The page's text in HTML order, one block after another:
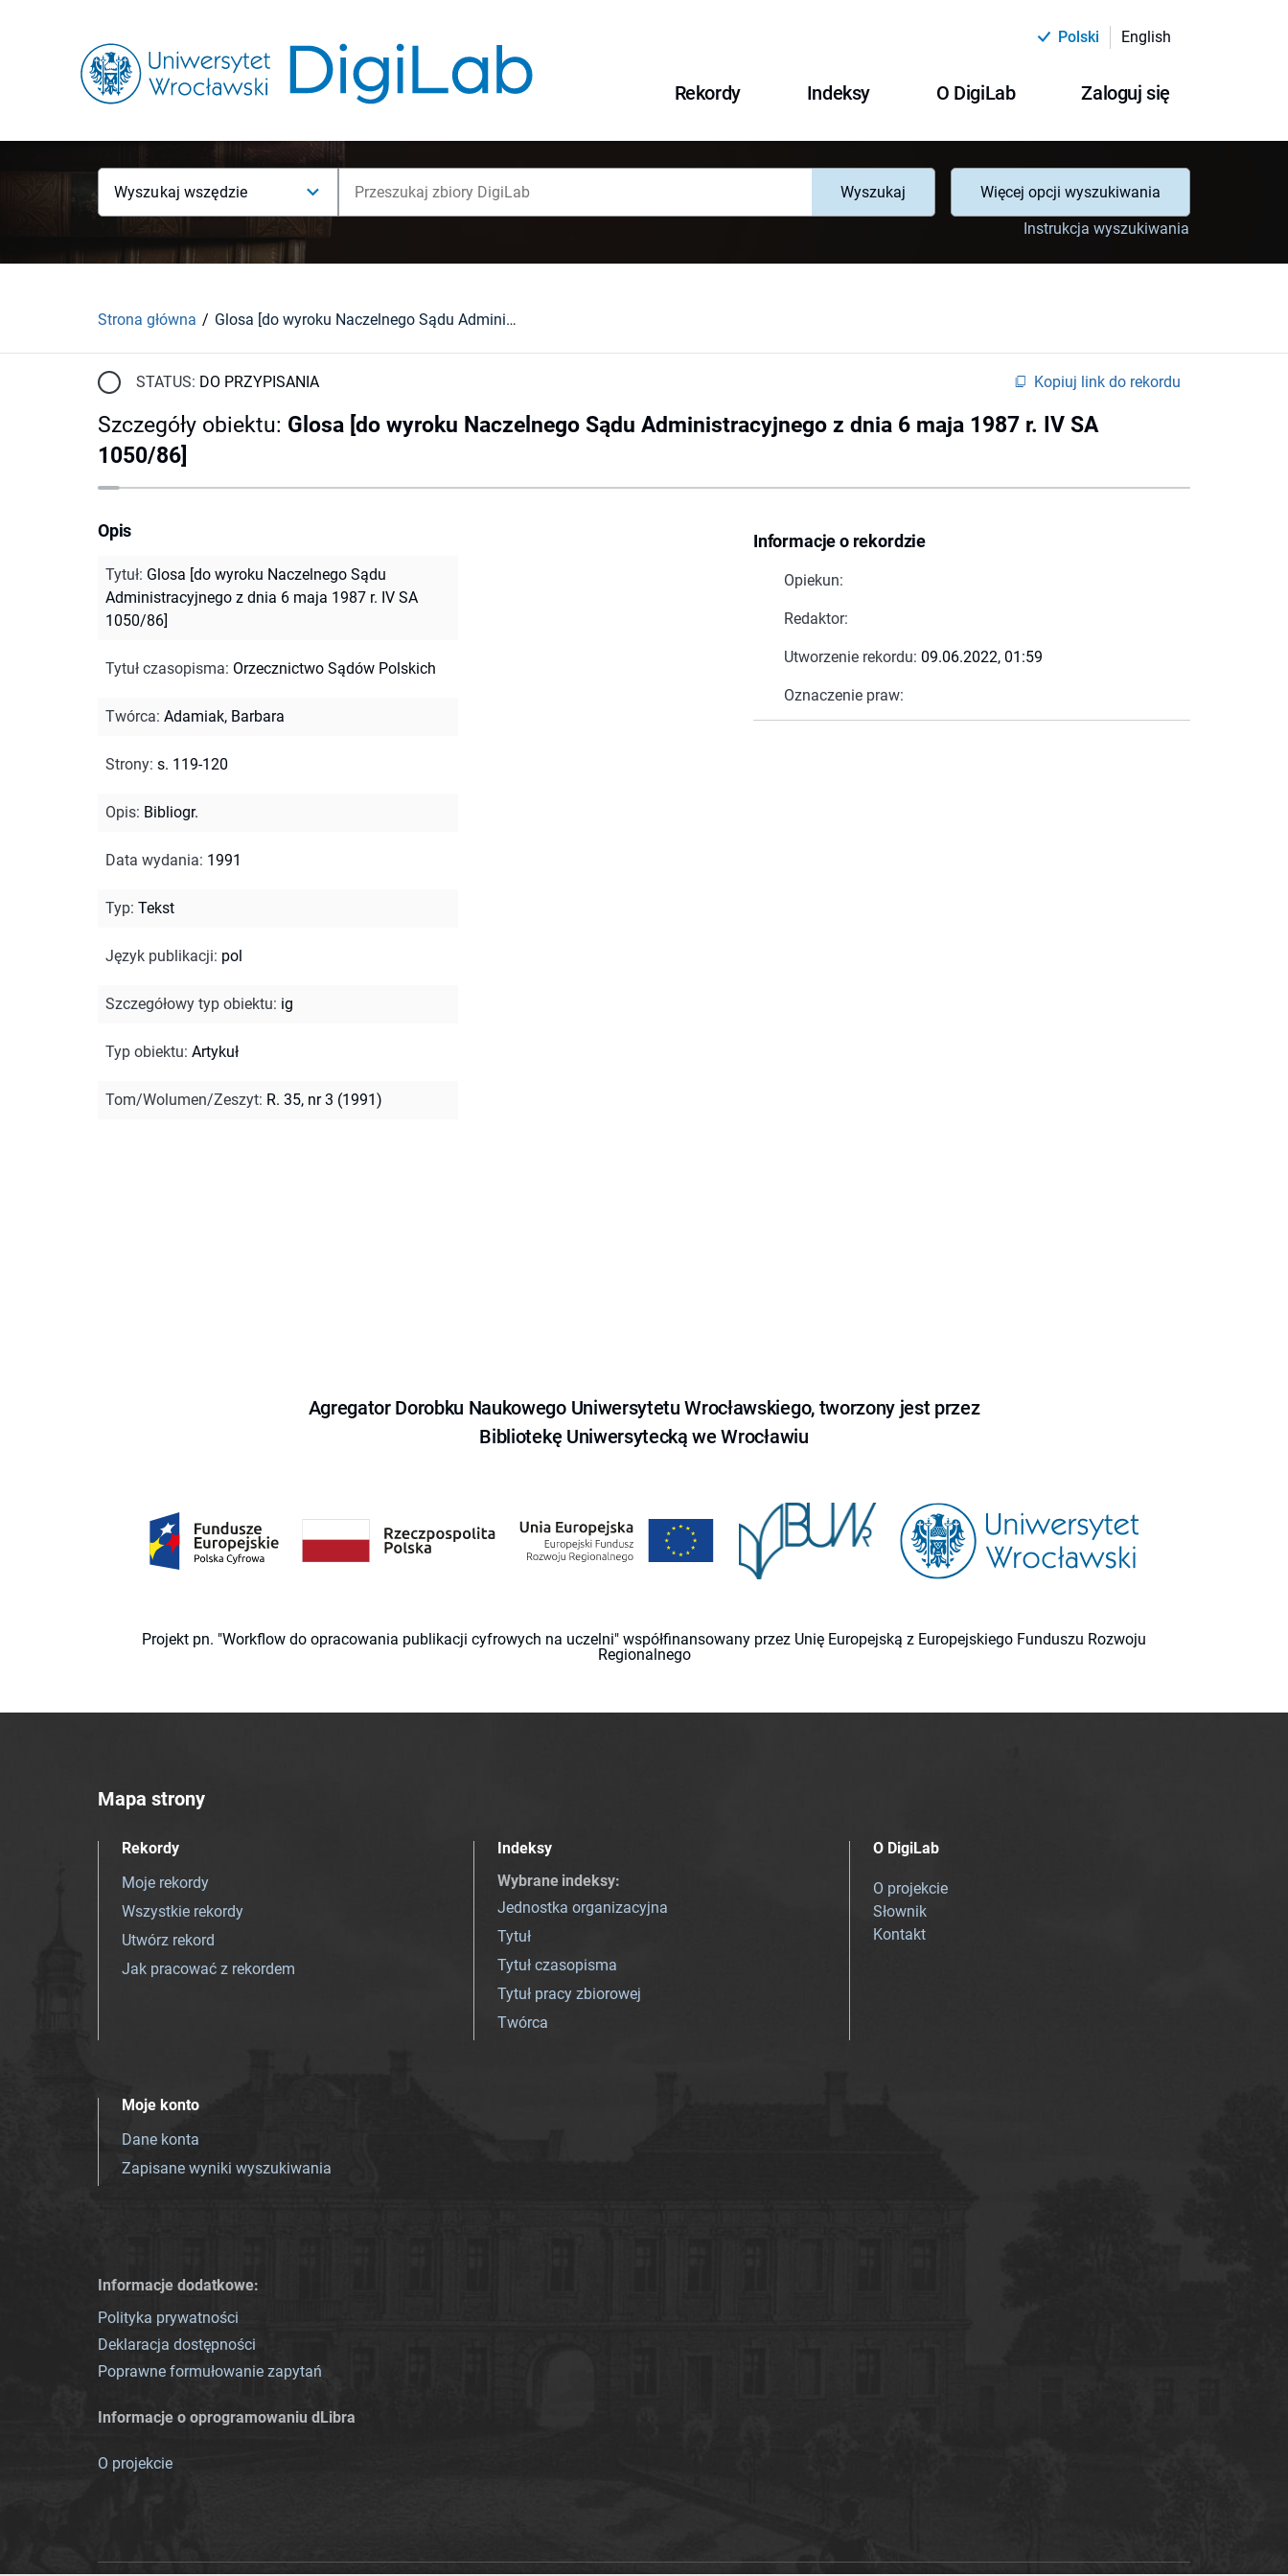
Polski English
Rekordy Indeksy O DigiLab Zaloguj się
Wyszukaj wszędzie Wyszukaj
Więcej opcji wyszukiwania
Instrukcja wyszukiwania
Strona główna Glosa [do wyroku Naczelnego Sądu Administracyjnego z dnia 6 maja 1987 r. IV SA 1050/86]
STATUS: DO PRZYPISANIA Kopiuj link do rekordu
Szczegóły obiektu: Glosa [do wyroku Naczelnego Sądu Administracyjnego z dnia 6 maja 1987 r. IV SA
1050/86]
Informacje o rekordzie
Opiekun:
Redaktor:
Utworzenie rekordu: 09.06.2022, 01:59
Oznaczenie praw:
Opis
Tytuł: Glosa [do wyroku Naczelnego Sądu
Administracyjnego z dnia 6 maja 1987 r. IV SA
1050/86]
Tytuł czasopisma: Orzecznictwo Sądów Polskich
Twórca: Adamiak, Barbara
Strony: s. 119-120
Opis: Bibliogr.
Data wydania: 1991
Typ: Tekst
Język publikacji: pol
Szczegółowy typ obiektu: ig
Typ obiektu: Artykuł
Tom/Wolumen/Zeszyt: R. 35, nr 3 (1991)
Agregator Dorobku Naukowego Uniwersytetu Wrocławskiego, tworzony jest przez
Bibliotekę Uniwersytecką we Wrocławiu
Projekt pn. "Workflow do opracowania publikacji cyfrowych na uczelni" współfinansowany przez Unię Europejską z Europejskiego Funduszu Rozwoju
Regionalnego
Mapa strony
Rekordy
Moje rekordy
Wszystkie rekordy
Utwórz rekord
Jak pracować z rekordem
Indeksy
Wybrane indeksy:
Jednostka organizacyjna
Tytuł
Tytuł czasopisma
Tytuł pracy zbiorowej
Twórca
O DigiLab
O projekcie
Słownik
Kontakt
Moje konto
Dane konta
Zapisane wyniki wyszukiwania
Informacje dodatkowe:
Polityka prywatności
Deklaracja dostępności
Poprawne formułowanie zapytań
Informacje o oprogramowaniu dLibra
O projekcie